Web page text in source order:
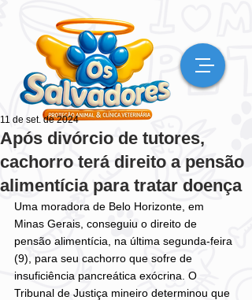
Após divórcio de tutores,
cachorro terá direito a pensão
alimentícia para tratar doença
11 de set. de 2024
Uma moradora de Belo Horizonte, em
Minas Gerais, conseguiu o direito de
pensão alimentícia, na última segunda-feira
(9), para seu cachorro que sofre de
insuficiência pancreática exócrina. O
Tribunal de Justiça mineiro determinou que